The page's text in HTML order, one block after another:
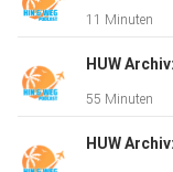
11 Minuten
55 Minuten